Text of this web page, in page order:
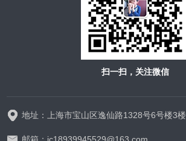
扫一扫，关注微信
地址：上海市宝山区逸仙路1328号6号楼3楼